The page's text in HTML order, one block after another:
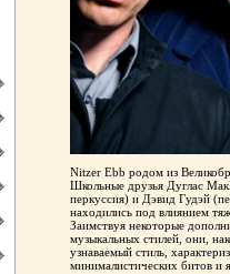
Nitzer Ebb родом из
Школьные друзья Дуглас
перкуссия) и Дэвид Гудэй
находились под влиянием
Заимствуя некоторые
музыкальных стилей, они,
узнаваемый стиль,
минималистических битов и